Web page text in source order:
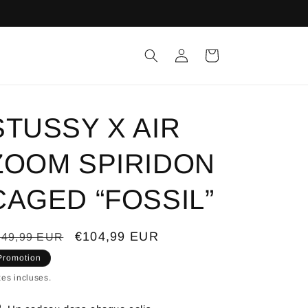
ConnexionPanier
X AIR
SPIRIDON
“FOSSIL”
EUR
Prix
€104,99 EUR
incluses.